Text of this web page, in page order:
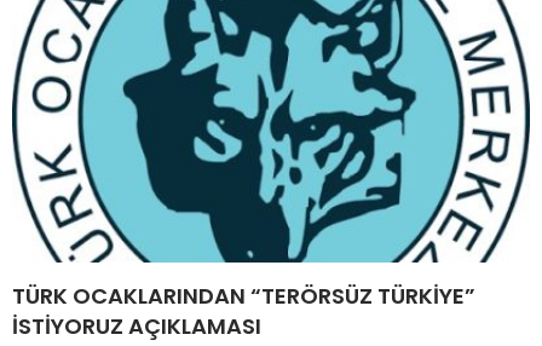
TÜRK OCAKLARINDAN “TERÖRSÜZ TÜRKİYE”
İSTİYORUZ AÇIKLAMASI